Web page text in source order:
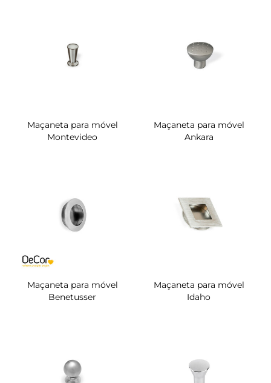
Maçaneta para móvel
Montevideo
Maçaneta para móvel
Ankara
Maçaneta para móvel
Benetusser
Maçaneta para móvel
Idaho